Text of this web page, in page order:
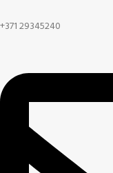
+371 29345240